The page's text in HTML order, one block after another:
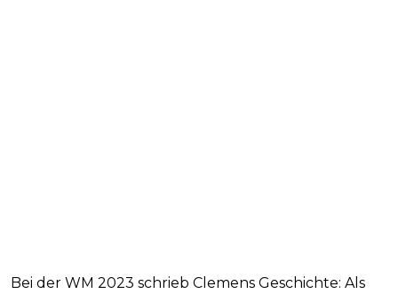
Bei der WM 2023 schrieb Clemens Geschichte: Als